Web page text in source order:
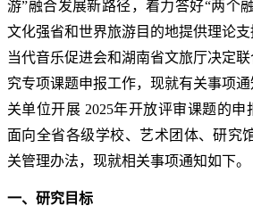
游”融合发展新路径，着力答好“两个
文化强省和世界旅游目的地提供理论
当代音乐促进会和湖南省文旅厅决定
究专项课题申报工作，现就有关事项通
关单位开展 2025年开放评审课题的申
面向全省各级学校、艺术团体、研究
关管理办法，现就相关事项通知如下。
一、研究目标